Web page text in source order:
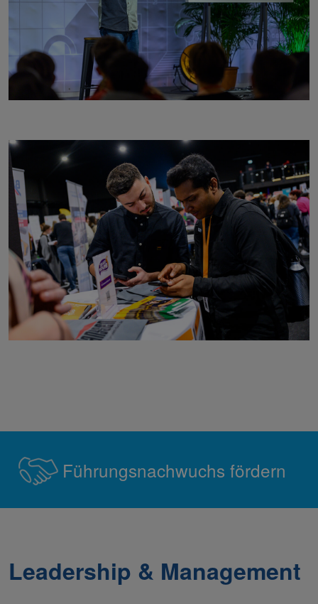
Führungsnachwuchs fördern
Leadership & Management